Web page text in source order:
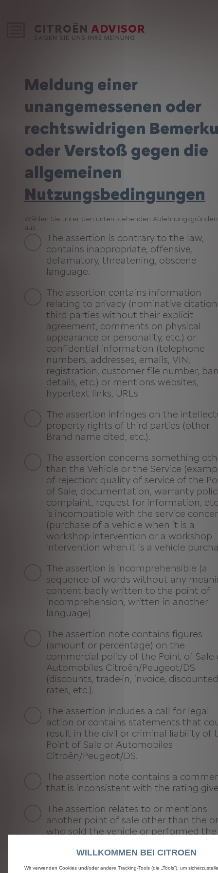
CITROËN ADVISOR
SAGEN SIE UNS IHRE MEINUNG
Meldung einer
unangemessenen oder
rechtswidrigen
oder Verstoß gegen die
allgemeinen
Nutzungsbedingungen
Wählen Sie unter den unten stehenden
aus.
The assertion is contrary to the law,
contains inappropriate, offensive,
defamatory, threatening, obscene
language.
The assertion contains information
relating to privacy (nominative
third parties without their explicit
agreement, comments on physical
appearance or personality, etc.) or
confidential information (telephone
numbers, addresses, emails, VIN,
registration, customer file number,
details, etc.) or mentions websites,
hypertext links, URLs
The assertion infringes on the
property rights of third parties (other
Brand name cited, etc.).
The assertion concerns something
than the Vehicle or the Service
of rejection: quality of service of the
of Sale, documentation, warranty
complaint, request for information,
is incompatible with the service
(purchase of a vehicle when it is a
workshop intervention or a workshop
intervention when it is a vehicle
The assertion is incomprehensible (a
sequence of words without any
content badly written to the point of
incomprehension, written in another
language)
The assertion note contains figures
(amount or percentage) on the
commercial policy of the Point of Sale
Automobiles Citroën/Peugeot/DS
(discounts, trade-in, invoice, discounted
rates, etc.).
The assertion includes a call for legal
action or contains statements that
result in the civil or criminal liability of
Point of Sale or Automobiles
Citroën/Peugeot/DS.
The assertion note contains a
that is inconsistent with the rating
The assertion relates to or mentions
another point of sale other than the
who sold the vehicle or performed the
not carry out the sale.
WILLKOMMEN BEI CITROEN
Wir verwenden Cookies und/oder andere Tracking-Tools (die „Tools“), um